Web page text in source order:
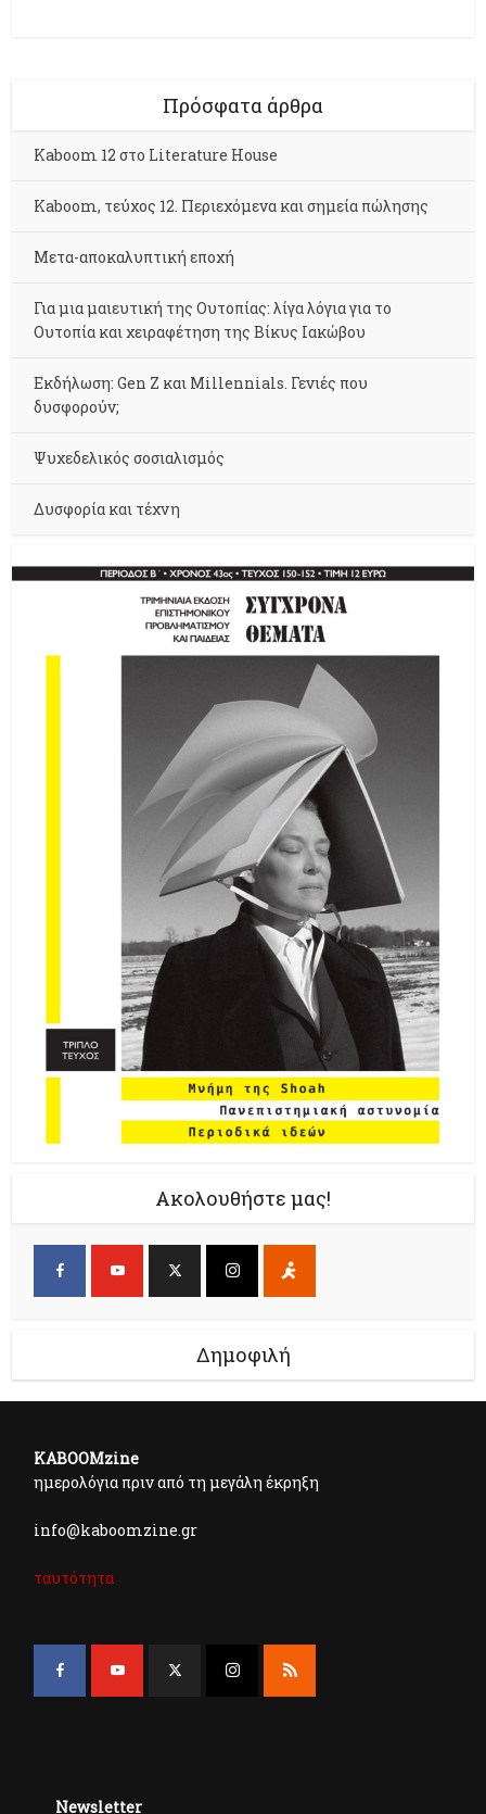
Πρόσφατα άρθρα
Kaboom 12 στο Literature House
Kaboom, τεύχος 12. Περιεχόμενα και σημεία πώλησης
Μετα-αποκαλυπτική εποχή
Για μια μαιευτική της Ουτοπίας: λίγα λόγια για το
Ουτοπία και χειραφέτηση της Βίκυς Ιακώβου
Εκδήλωση: Gen Z και Millennials. Γενιές που
δυσφορούν;
Ψυχεδελικός σοσιαλισμός
Δυσφορία και τέχνη
Ακολουθήστε μας!
Δημοφιλή
KABOOMzine
ημερολόγια πριν από τη μεγάλη έκρηξη
info@kaboomzine.gr
ταυτότητα
Newsletter